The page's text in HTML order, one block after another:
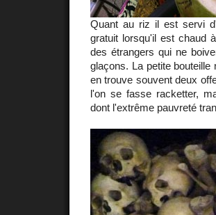
Quant au riz il est servi
gratuit lorsqu'il est chaud
des étrangers qui ne
glaçons. La petite
en trouve souvent deux
l'on se fasse racketter,
dont l'extrême pauvreté